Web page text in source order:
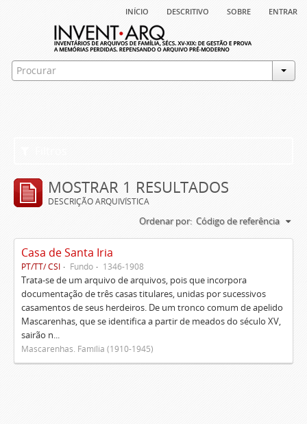
início descritivo sobre entrar
MOSTRAR 1 RESULTADOS
DESCRIÇÃO ARQUIVÍSTICA
Ordenar por: Código de referência
Casa de Santa Iria
PT/TT/ CSI Fundo 1346-1908
Trata-se de um arquivo de arquivos, pois que incorpora
documentação de três casas titulares, unidas por sucessivos
casamentos de seus herdeiros. De um tronco comum de apelido
Mascarenhas, que se identifica a partir de meados do século XV,
sairão n...
Mascarenhas. Família (1910-1945)